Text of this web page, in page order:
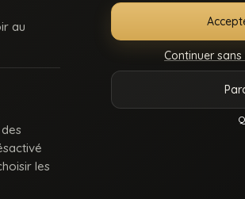
au
les
Continuer
CONDITIONS
2257
bien montés, des lascars actifs, des passifs
des nouvelles fonctionnalités ou tes questions.